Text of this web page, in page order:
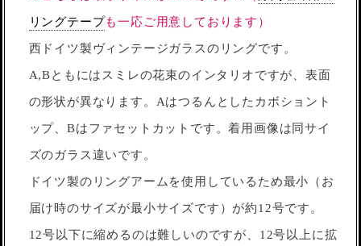
リングテープも一応ご用意しております）
西ドイツ製ヴィンテージガラスのリングです。
A,Bともにはスミレの花束のインタリオですが、表面
の形状が異なります。Aはつるんとしたカボショント
ップ、Bはファセットカットです。着用画像は同サイ
ズのガラス違いです。
ドイツ製のリングアームを使用しているため最小（お
届け時のサイズが最小サイズです）が約12号です。
12号以下に縮めるのは難しいのですが、12号以上に拡